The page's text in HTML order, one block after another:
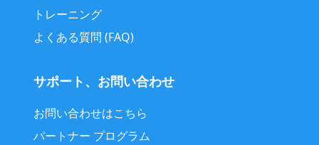
トレーニング
よくある質問 (FAQ)
サポート、お問い合わせ
お問い合わせはこちら
パートナー プログラム